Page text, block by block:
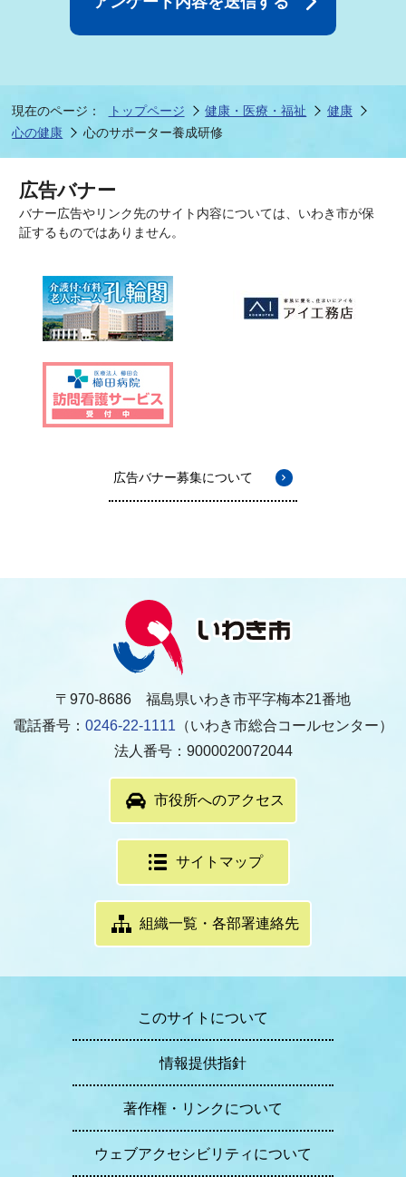
現在のページ： トップページ 健康・医療・福祉
健康
心の健康
心のサポーター養成研修
広告バナー
バナー広告やリンク先のサイト内容については、いわき市が保
証するものではありません。
広告バナー募集について
〒970-8686 福島県いわき市平字梅本21番地
電話番号： 0246-22-1111 （いわき市総合コールセンター）
法人番号：9000020072044
市役所へのアクセス
サイトマップ
組織一覧・各部署連絡先
このサイトについて
情報提供指針
著作権・リンクについて
ウェブアクセシビリティについて